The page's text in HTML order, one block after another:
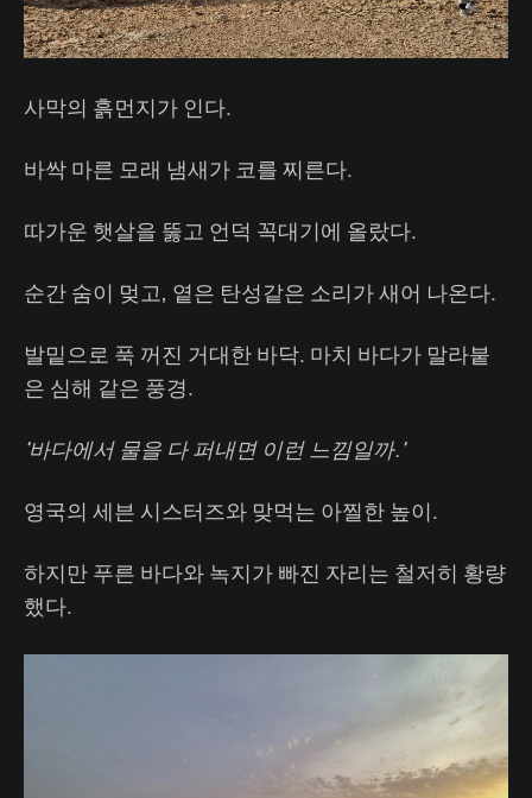
사막의 흙먼지가 인다.
바싹 마른 모래 냄새가 코를 찌른다.
따가운 햇살을 뚫고 언덕 꼭대기에 올랐다.
순간 숨이 멎고, 옅은 탄성같은 소리가 새어 나온다.
발밑으로 푹 꺼진 거대한 바닥. 마치 바다가 말라붙
은 심해 같은 풍경.
'바다에서 물을 다 퍼내면 이런 느낌일까.'
영국의 세븐 시스터즈와 맞먹는 아찔한 높이.
하지만 푸른 바다와 녹지가 빠진 자리는 철저히 황량
했다.